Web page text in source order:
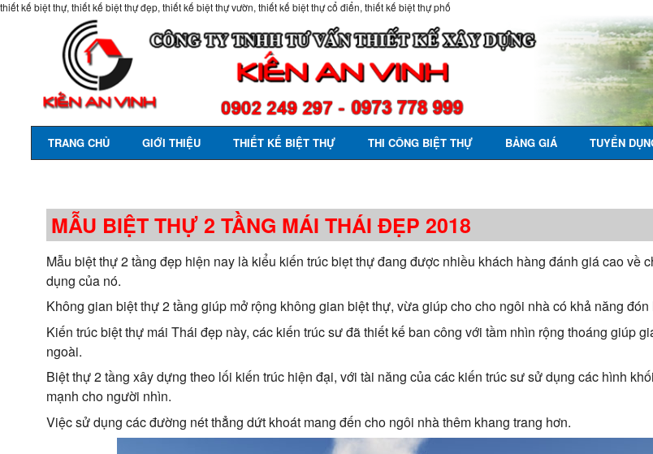
thiết kế biệt thự, thiết kế biệt thự đẹp, thiết kế biệt thự vườn, thiết kế biệt thự cổ điển, thiết kế biệt thự phố
TRANG CHỦ GIỚI THIỆU THIẾT KẾ BIỆT THỰ THI CÔNG BIỆT THỰ BẢNG GIÁ TUYỂN
MẪU BIỆT THỰ 2 TẦNG MÁI THÁI ĐẸP 2018
Mẫu biệt thự 2 tầng đẹp hiện nay là kiểu kiến trúc biẹt thự đang được nhiều khách hàng đánh giá cao về
dụng của nó.
Không gian biệt thự 2 tầng giúp mở rộng không gian biệt thự, vừa giúp cho cho ngôi nhà có khả năng
Kiến trúc biệt thự mái Thái đẹp này, các kiến trúc sư đã thiết kế ban công với tầm nhìn rộng thoáng giúp
ngoài.
Biệt thự 2 tầng xây dựng theo lối kiến trúc hiện đại, với tài năng của các kiến trúc sư sử dụng các hình
mạnh cho người nhìn.
Việc sử dụng các đường nét thẳng dứt khoát mang đến cho ngôi nhà thêm khang trang hơn.